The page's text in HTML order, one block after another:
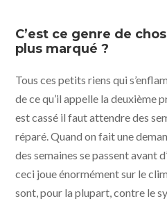
C’est ce genre de
plus marqué ?
Tous ces petits riens qui
de ce qu’il appelle la deuxième
est cassé il faut attendre des
réparé. Quand on fait une
des semaines se passent avant
ceci joue énormément sur le
sont, pour la plupart, contre le